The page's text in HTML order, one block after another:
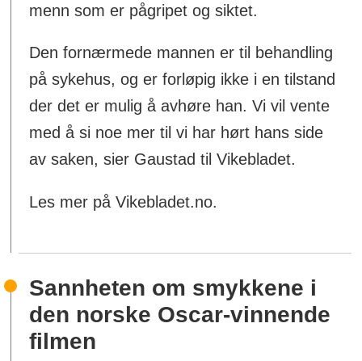
menn som er pågripet og siktet.
Den fornærmede mannen er til behandling
på sykehus, og er forløpig ikke i en tilstand
der det er mulig å avhøre han. Vi vil vente
med å si noe mer til vi har hørt hans side
av saken, sier Gaustad til Vikebladet.
Les mer på Vikebladet.no.
Sannheten om smykkene i
den norske Oscar-vinnende
filmen